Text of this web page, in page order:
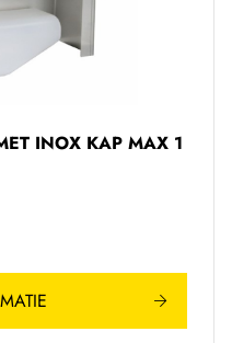
INOX KAP MAX 1